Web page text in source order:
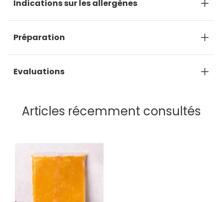
Indications sur les allergènes
Préparation
Evaluations
Articles récemment consultés